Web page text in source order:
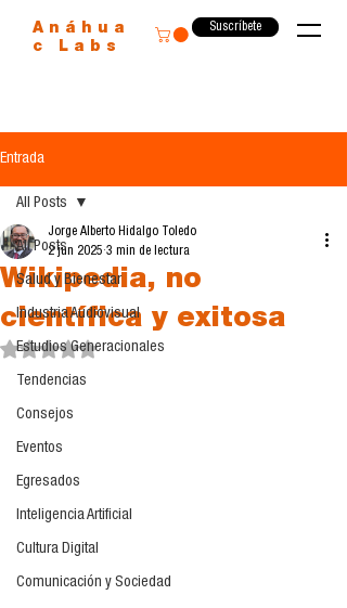
Anáhua
c Labs
Suscríbete
Entrada
All Posts
Salud y Bienestar
Industria Audiovisual
Estudios Generacionales
Tendencias
Consejos
Eventos
Egresados
Inteligencia Artificial
Cultura Digital
Comunicación y Sociedad
All Posts
Wikipedia, no
científica y exitosa
Jorge Alberto Hidalgo Toledo
2 jun 2025 3 min de lectura
Obtuvo NaN de 5 estrellas.